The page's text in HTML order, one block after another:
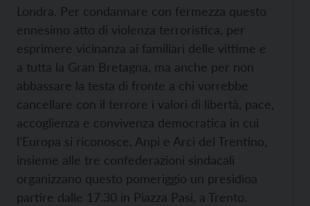
Londra. Per condannare con fermezza questo
ennesimo atto di violenza terroristica, per
esprimere vicinanza ai familiari delle vittime e
a tutta la Gran Bretagna, ma anche per non
abbassare la testa di fronte a chi vorrebbe
cancellare con il terrore i valori di libertà, pace,
accoglienza e convivenza democratica in cui
l’Europa si riconosce, Anpi e Arci del Trentino,
insieme alle tre confederazioni sindacali
organizzano questo pomeriggio un presidioa
partire dalle 17.30 in Piazza Pasi, a Trento.